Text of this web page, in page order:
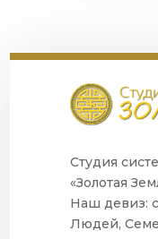
Студия
«Золотая
Наш девиз:
Людей,